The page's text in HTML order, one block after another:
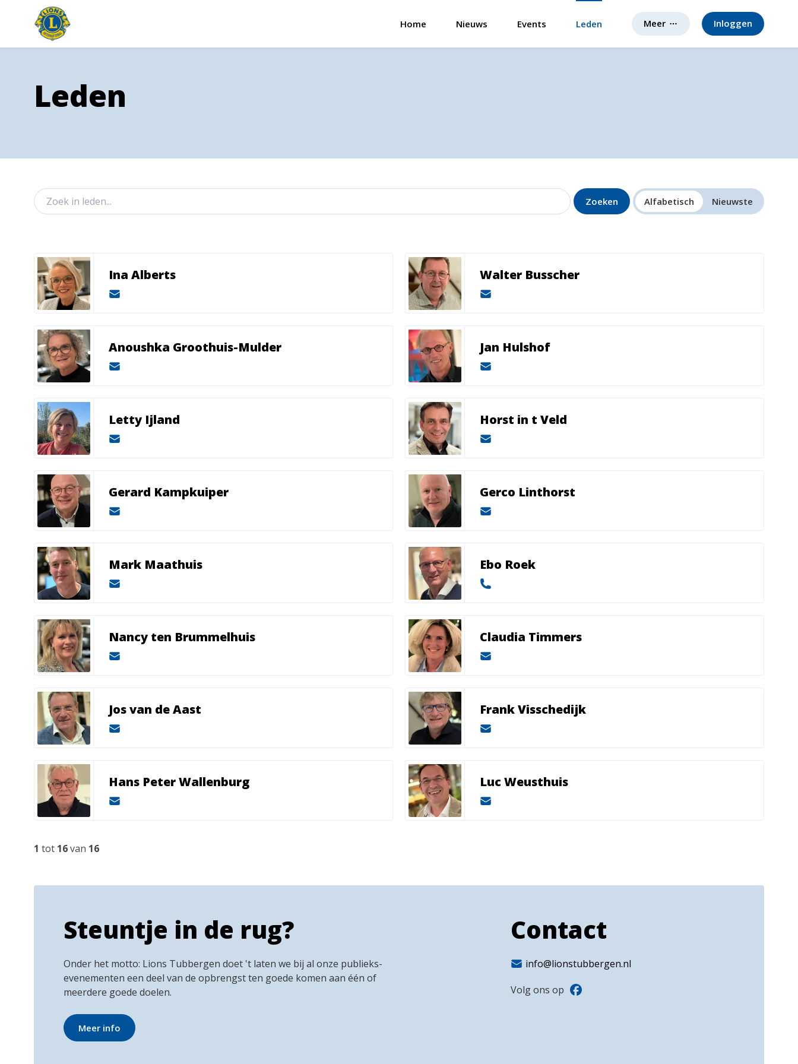
Home Nieuws Events Leden Meer Inloggen
Leden
Zoeken Alfabetisch Nieuwste
Ina Alberts Walter Busscher
Anoushka Groothuis-Mulder Jan Hulshof
Letty Ijland Horst in t Veld
Gerard Kampkuiper Gerco Linthorst
Mark Maathuis Ebo Roek
Nancy ten Brummelhuis Claudia Timmers
Jos van de Aast Frank Visschedijk
Hans Peter Wallenburg Luc Weusthuis
1 tot 16van 16
Steuntje in de rug?
Onder het motto: Lions Tubbergen doet 't laten we bij al onze publieks-
evenementen een deel van de opbrengst ten goede komen aan één of
meerdere goede doelen.
Meer info
Contact
info@lionstubbergen.nl
Volg ons op